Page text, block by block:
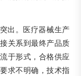
出。医疗器械生产
关系到最终产品质
于形式，合格供应
求不明确，技术指